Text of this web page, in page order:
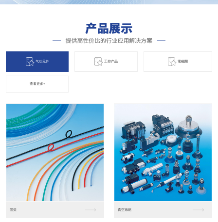
气动元件 工控产品 電磁閞
查看更多+
进口松下PLC2 进口松下PLC